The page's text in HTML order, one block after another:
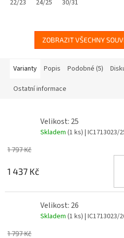
22/23
24/25 30/31
ZOBRAZIT VŠECHNY
Varianty Popis Podobné (5)
Ostatní informace
Velikost: 25
Skladem (1 ks) | IC1713023/
1 797 Kč
1 437 Kč
Velikost: 26
Skladem (1 ks) | IC1713023/
1 797 Kč